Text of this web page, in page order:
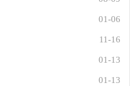
01-06
11-16
01-13
01-13